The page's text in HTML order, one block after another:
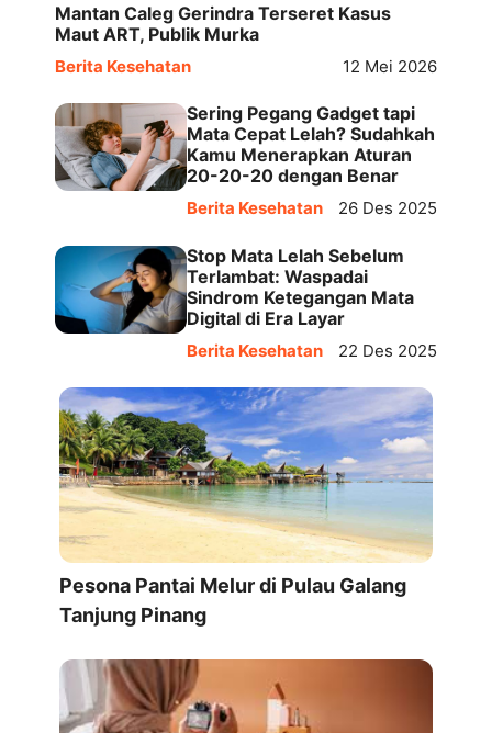
Mantan Caleg Gerindra Terseret Kasus
Maut ART, Publik Murka
Berita Kesehatan 12 Mei 2026
Sering Pegang Gadget tapi
Mata Cepat Lelah? Sudahkah
Kamu Menerapkan Aturan
20-20-20 dengan Benar
Berita Kesehatan 26 Des 2025
Stop Mata Lelah Sebelum
Terlambat: Waspadai
Sindrom Ketegangan Mata
Digital di Era Layar
Berita Kesehatan 22 Des 2025
Pesona Pantai Melur di Pulau Galang
Tanjung Pinang